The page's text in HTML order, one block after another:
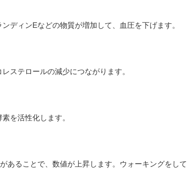
ディンEなどの物質が増加して、血圧を下げます。
ステロールの減少につながります。
を活性化します。
あることで、数値が上昇します。ウォーキングをして